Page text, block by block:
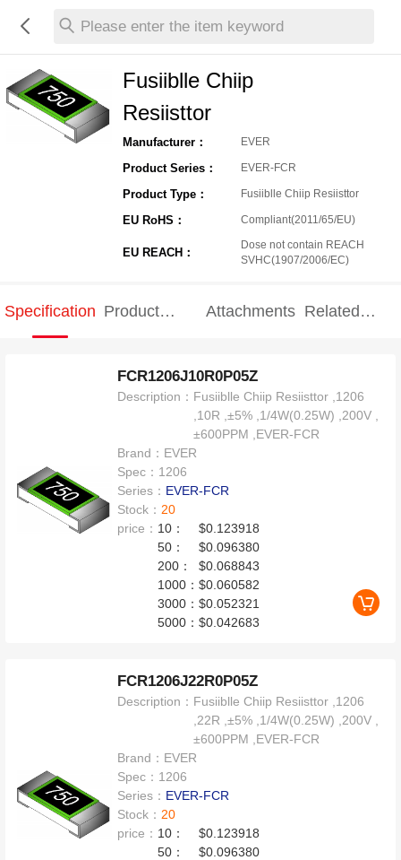
Please enter the item keyword
Fusiiblle Chiip
Resiisttor
Manufacturer： EVER
Product Series： EVER-FCR
Product Type： Fusiiblle Chiip Resiisttor
EU RoHS： Compliant(2011/65/EU)
EU REACH：
Dose not contain REACH
SVHC(1907/2006/EC)
Specification Product
Attachments Related
FCR1206J10R0P05Z
Description： Fusiiblle Chiip Resiisttor ,1206
,10R ,±5% ,1/4W(0.25W) ,200V ,
±600PPM ,EVER-FCR
Brand： EVER
Spec： 1206
Series： EVER-FCR
Stock：20
price： 10：
$0.123918
50：
$0.096380
200：
$0.068843
1000：$0.060582
3000：$0.052321
5000：$0.042683
FCR1206J22R0P05Z
Description： Fusiiblle Chiip Resiisttor ,1206
,22R ,±5% ,1/4W(0.25W) ,200V ,
±600PPM ,EVER-FCR
Brand： EVER
Spec： 1206
Series： EVER-FCR
Stock： 20
price： 10：
$0.123918
50：
$0.096380